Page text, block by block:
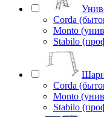
Corda
Monto
Stabilo
Corda
Monto
Stabilo